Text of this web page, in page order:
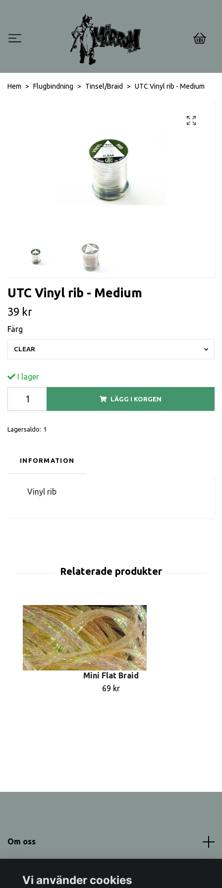
0
Hem Flugbindning Tinsel/Braid UTC Vinyl rib - Medium
UTC Vinyl rib - Medium
39 kr
Färg
CLEAR
I lager
LÄGG I KORGEN
Lagersaldo: 1
INFORMATION
Vinyl rib
Mini Flat Braid
69 kr
Om oss
Vi använder cookies